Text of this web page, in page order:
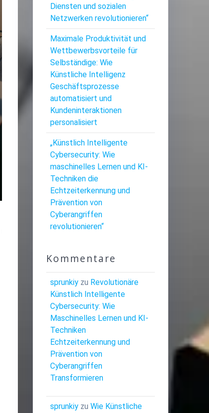
Diensten und sozialen
Netzwerken revolutionieren“
Maximale Produktivität und
Wettbewerbsvorteile für
Selbständige: Wie
Künstliche Intelligenz
Geschäftsprozesse
automatisiert und
Kundeninteraktionen
personalisiert
„Künstlich Intelligente
Cybersecurity: Wie
maschinelles Lernen und KI-
Techniken die
Echtzeiterkennung und
Prävention von
Cyberangriffen
revolutionieren“
Kommentare
sprunkiyzu Revolutionäre
Künstlich Intelligente
Cybersecurity: Wie
Maschinelles Lernen und KI-
Techniken
Echtzeiterkennung und
Prävention von
Cyberangriffen
Transformieren
sprunkiyzu Wie Künstliche